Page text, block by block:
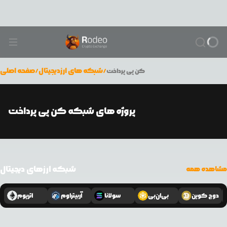
صفحه اصلی/شبکه های ارزدیجیتال/کن پی پرداخت
پروژه های شبکه کن پی پرداخت
شبکه ارزهای دیجیتال مشاهده همه
اتریوم آربیتراوم سولانا بی‌ان‌بی دوج کوین